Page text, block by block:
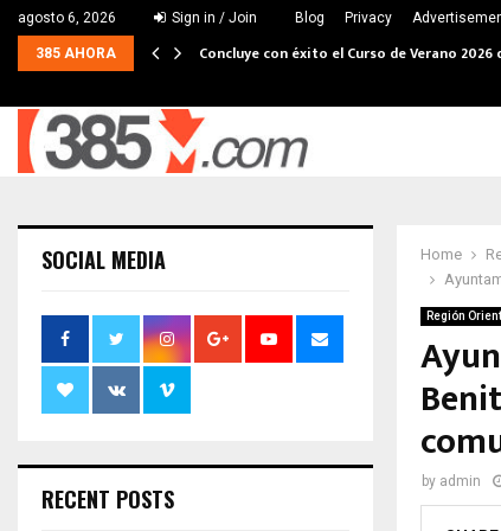
agosto 6, 2026 Sign in / Join Blog Privacy
385 AHORA Concluye con éxito el Curso de Verano
Home
Región
by admin
SOCIAL MEDIA
RECENT POSTS